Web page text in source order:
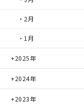
・2月
・1月
2025年
2024年
2023年